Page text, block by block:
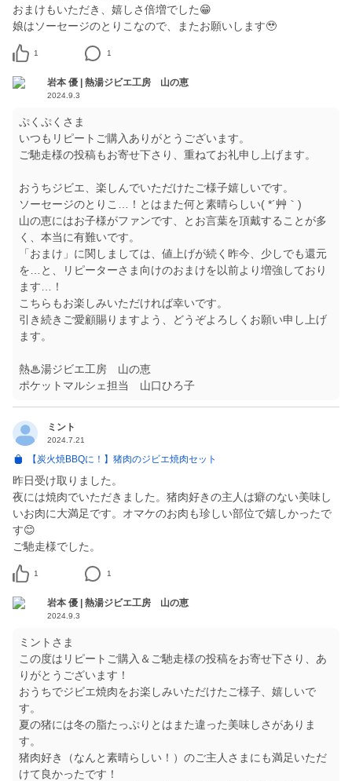
おまけもいただき、嬉しさ倍増でした😁
娘はソーセージのとりこなので、またお願いします🥹
1 1
岩本 優 | 熱湯ジビエ工房 山の恵
2024.9.3
ぷくぷくさま
いつもリピートご購入ありがとうございます。
ご馳走様の投稿もお寄せ下さり、重ねてお礼申し上げます。
おうちジビエ、楽しんでいただけたご様子嬉しいです。
ソーセージのとりこ…！とはまた何と素晴らしい( *´艸｀)
山の恵にはお子様がファンです、とお言葉を頂戴することが多
く、本当に有難いです。
「おまけ」に関しましては、値上げが続く昨今、少しでも還元
を…と、リピーターさま向けのおまけを以前より増強しており
ます…！
こちらもお楽しみいただければ幸いです。
引き続きご愛顧賜りますよう、どうぞよろしくお願い申し上げ
ます。
熱♨湯ジビエ工房 山の恵
ポケットマルシェ担当 山口ひろ子
ミント
2024.7.21
【炭火焼BBQに！】猪肉のジビエ焼肉セット
昨日受け取りました。
夜には焼肉でいただきました。猪肉好きの主人は癖のない美味し
いお肉に大満足です。オマケのお肉も珍しい部位で嬉しかったで
す😊
ご馳走様でした。
1 1
岩本 優 | 熱湯ジビエ工房 山の恵
2024.9.3
ミントさま
この度はリピートご購入＆ご馳走様の投稿をお寄せ下さり、あ
りがとうございます！
おうちでジビエ焼肉をお楽しみいただけたご様子、嬉しいで
す。
夏の猪には冬の脂たっぷりとはまた違った美味しさがありま
す。
猪肉好き（なんと素晴らしい！）のご主人さまにも満足いただ
けて良かったです！